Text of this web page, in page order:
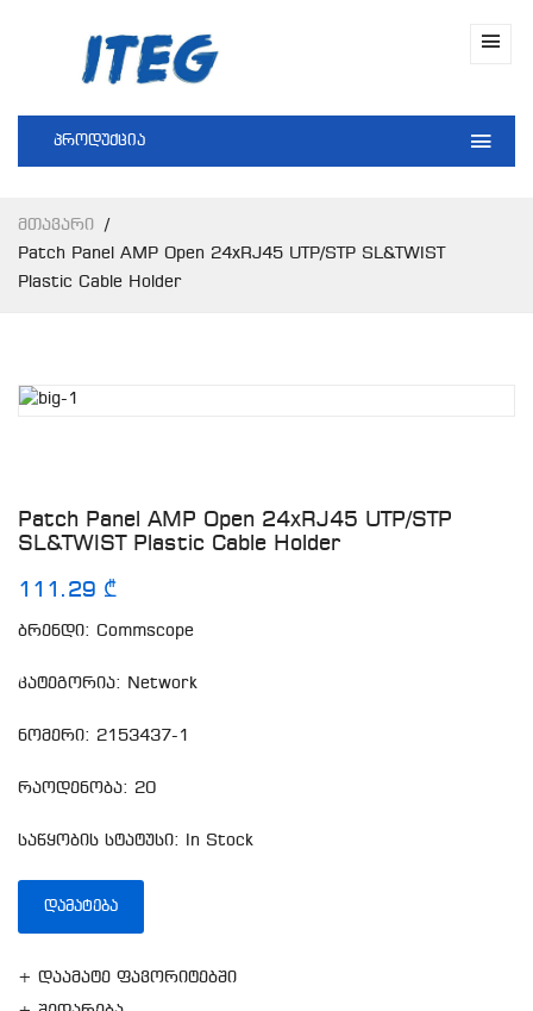
პროდუქცია
Მთავარი
Patch Panel AMP Open 24xRJ45 UTP/STP SL&TWIST
Plastic Cable Holder
Patch Panel AMP Open 24xRJ45 UTP/STP
SL&TWIST Plastic Cable Holder
111.29 ₾
ბრენდი: Commscope
კატეგორია: Network
ნომერი: 2153437-1
რაოდენობა: 20
საწყობის სტატუსი: In Stock
ᲓᲐᲛᲐᲢᲔᲑᲐ
+ დაამატე ფავორიტებში